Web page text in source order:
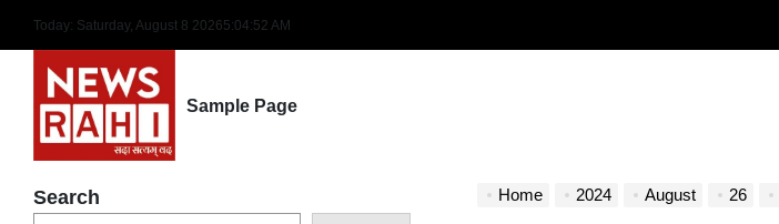
content
Today: Saturday, August 8 20265:04:53 AM
Sample Page
Home 2024 August 26
Search